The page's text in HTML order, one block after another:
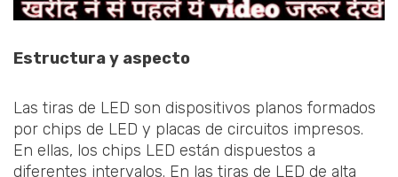
Estructura y aspecto
Las tiras de LED son dispositivos planos formados
por chips de LED y placas de circuitos impresos.
En ellas, los chips LED están dispuestos a
diferentes intervalos. En las tiras de LED de alta